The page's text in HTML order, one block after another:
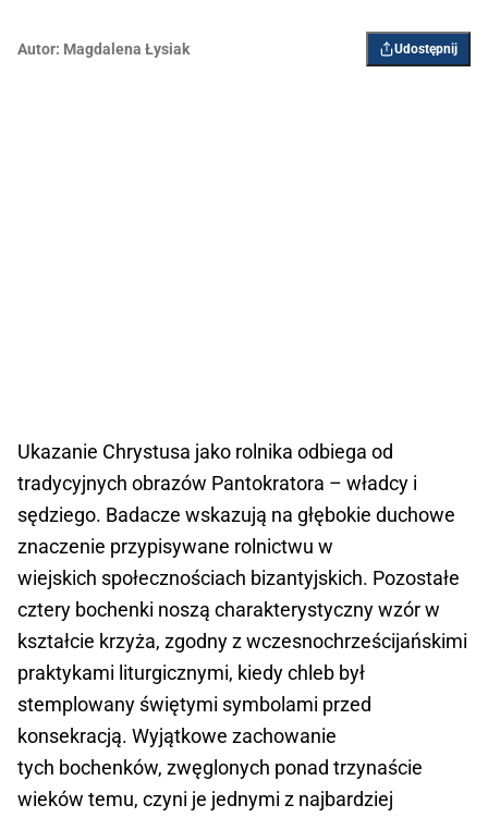
Autor: Magdalena Łysiak Udostępnij
Ukazanie Chrystusa jako rolnika odbiega od
tradycyjnych obrazów Pantokratora – władcy i
sędziego. Badacze wskazują na głębokie duchowe
znaczenie przypisywane rolnictwu w
wiejskich społecznościach bizantyjskich. Pozostałe
cztery bochenki noszą charakterystyczny wzór w
kształcie krzyża, zgodny z wczesnochrześcijańskimi
praktykami liturgicznymi, kiedy chleb był
stemplowany świętymi symbolami przed
konsekracją. Wyjątkowe zachowanie
tych bochenków, zwęglonych ponad trzynaście
wieków temu, czyni je jednymi z najbardziej